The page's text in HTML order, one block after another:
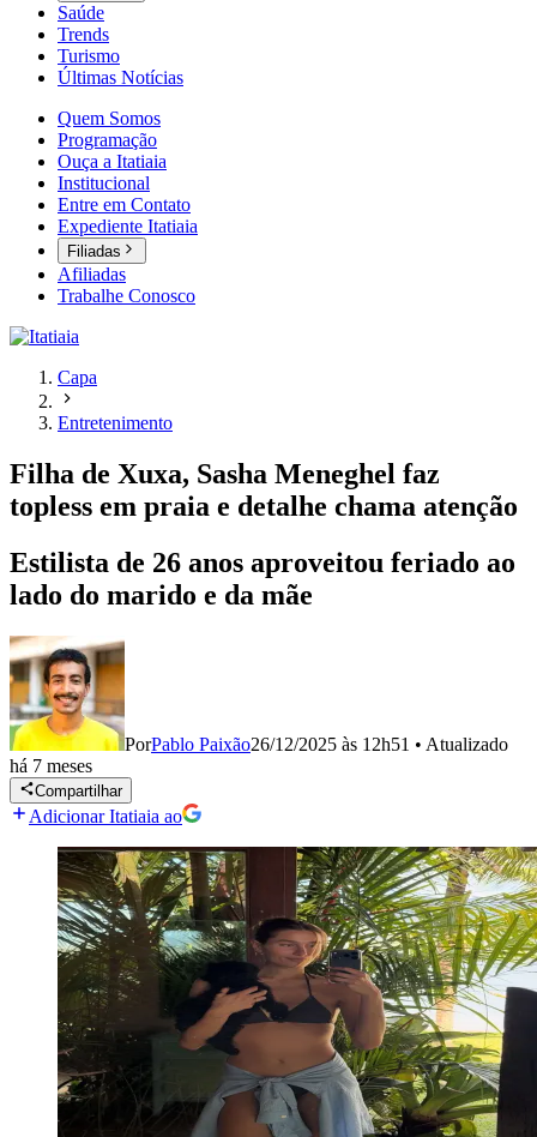
Saúde
Trends
Turismo
Últimas Notícias
Quem Somos
Programação
Ouça a Itatiaia
Institucional
Entre em Contato
Expediente Itatiaia
Filiadas
Afiliadas
Trabalhe Conosco
Capa
Entretenimento
Filha de Xuxa, Sasha Meneghel faz
topless em praia e detalhe chama atenção
Estilista de 26 anos aproveitou feriado ao
lado do marido e da mãe
PorPablo Paixão26/12/2025 às 12h51 • Atualizado
há 7 meses
Compartilhar
Adicionar Itatiaia ao